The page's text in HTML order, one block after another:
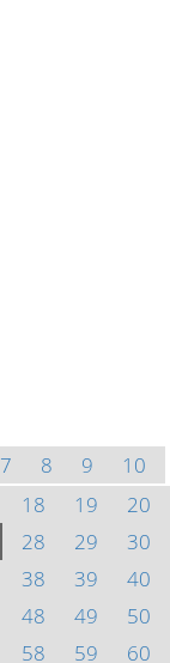
7 8 9
10
18 19
20
28 29
30
38 39
40
48 49
50
58 59
60